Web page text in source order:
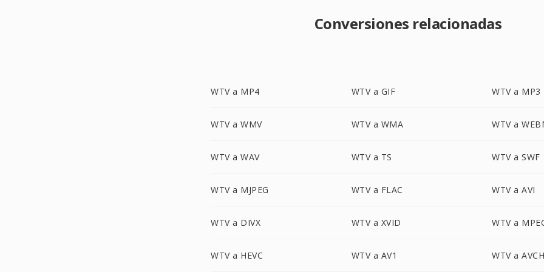
Conversiones relacionadas
WTV a MP4 WTV a GIF WTV a MP3
WTV a WMV WTV a WMA WTV a
WTV a WAV WTV a TS WTV a SWF
WTV a MJPEG WTV a FLAC WTV a AVI
WTV a DIVX WTV a XVID WTV a
WTV a HEVC WTV a AV1 WTV a